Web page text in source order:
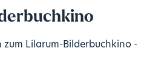
zum Lilarum-Bilderbuchkino -